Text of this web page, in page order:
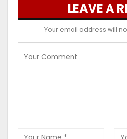
LEAVE A
Your email address will